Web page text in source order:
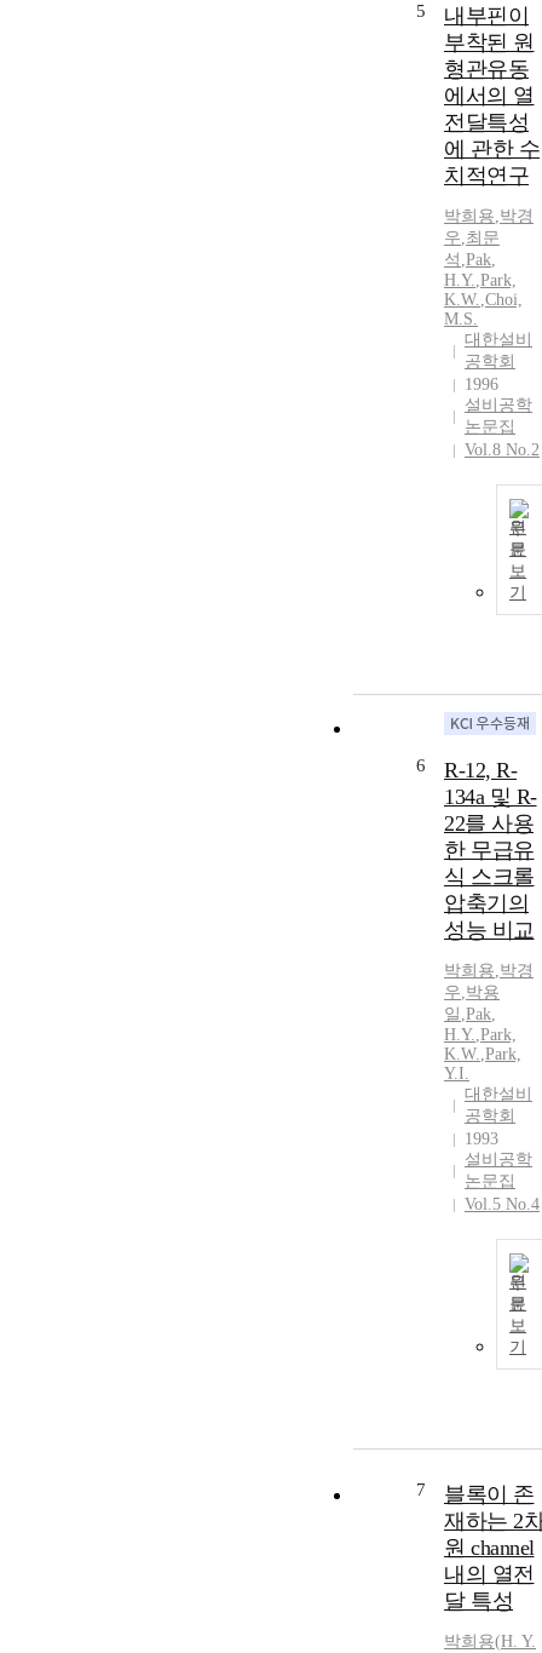
5
내부핀이
부착된 원
형관유동
에서의 열
전달특성
에 관한 수
치적연구
박희용,박경
우,최문
석 ,Pak,
H.Y.,Park,
K.W.,Choi,
M.S.
대한설비
공학회
1996
설비공학
논문집
Vol.8 No.2
원
문
보
기
6
R-12, R-
134a 및 R-
22를 사용
한 무급유
식 스크롤
압축기의
성능 비교
박희용,박경
우,박용
일 ,Pak,
H.Y.,Park,
K.W.,Park,
Y.I.
대한설비
공학회
1993
설비공학
논문집
Vol.5 No.4
원
문
보
기
7
블록이 존
재하는 2
원 channel
내의 열전
달 특성
박희용(H. Y.